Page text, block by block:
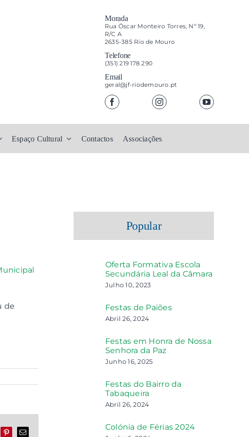
Morada
Rua Óscar Monteiro Torres, Nº 19,
R/C A
2635-385 Rio de Mouro
Telefone
(351) 219 178 290
Email
geral@jf-riodemouro.pt
Espaço Cultural Contactos Associações
de
PinterestEmail
Popular
Oferta Formativa Escola
Secundária Leal da Câmara
Julho 10, 2023
Festas de Paiões
Abril 26, 2024
Festas em Honra de Nossa
Senhora da Paz
Junho 16, 2025
Festas do Bairro da
Tabaqueira
Abril 26, 2024
Colónia de Férias 2024